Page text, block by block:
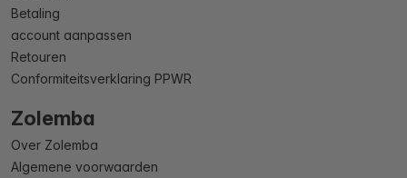
Betaling
account aanpassen
Retouren
Conformiteitsverklaring PPWR
Zolemba
Over Zolemba
Algemene voorwaarden